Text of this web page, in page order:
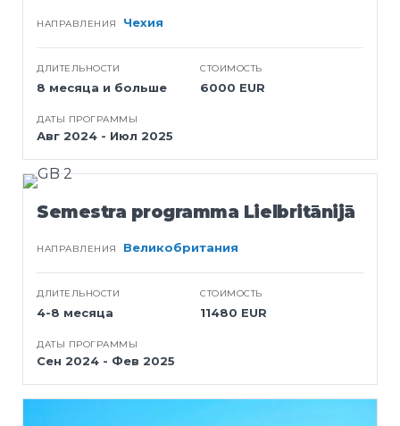
НАПРАВЛЕНИЯ Чехия
ДЛИТЕЛЬНОСТИ
8 месяца и больше
СТОИМОСТЬ
6000 EUR
ДАТЫ ПРОГРАММЫ
Авг 2024 - Июл 2025
Semestra programma Lielbritānijā
НАПРАВЛЕНИЯ Великобритания
ДЛИТЕЛЬНОСТИ
4-8 месяца
СТОИМОСТЬ
11480 EUR
ДАТЫ ПРОГРАММЫ
Сен 2024 - Фев 2025